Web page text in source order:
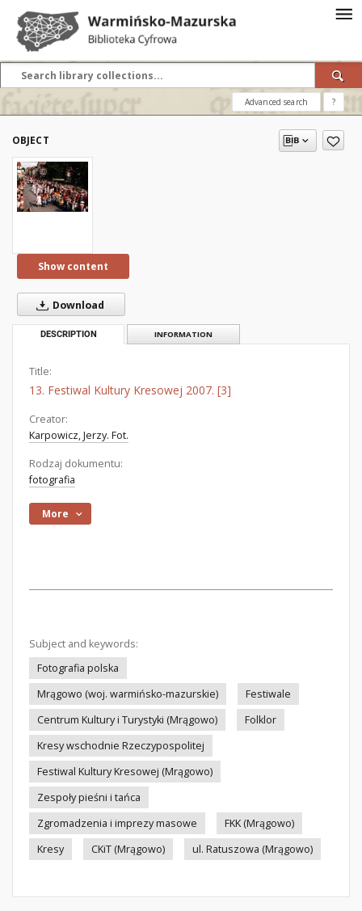
Advanced search ?
OBJECT
Show content
Download
DESCRIPTION INFORMATION
Title:
13. Festiwal Kultury Kresowej 2007. [3]
Creator:
Karpowicz, Jerzy. Fot.
Rodzaj dokumentu:
fotografia
More
Subject and keywords:
Fotografia polska
Mrągowo (woj. warmińsko-mazurskie)
Festiwale
Centrum Kultury i Turystyki (Mrągowo)
Folklor
Kresy wschodnie Rzeczypospolitej
Festiwal Kultury Kresowej (Mrągowo)
Zespoły pieśni i tańca
Zgromadzenia i imprezy masowe
FKK (Mrągowo)
Kresy
CKiT (Mrągowo) ul. Ratuszowa (Mrągowo)